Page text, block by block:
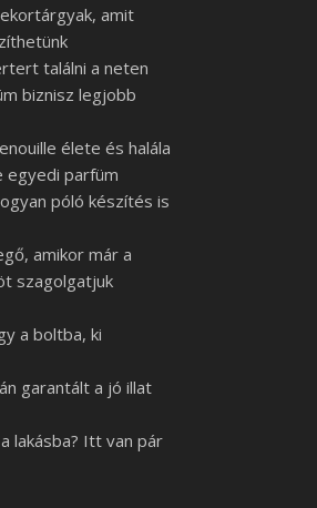
amit
találni a neten
biznisz legjobb
élete és halála
egyedi parfüm
póló készítés is
amikor már a
szagolgatjuk
a boltba, ki
garantált a jó illat
lakásba? Itt van pár